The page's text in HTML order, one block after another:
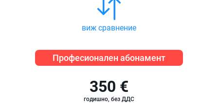
виж сравнение
Професионален абонамент
350 €
годишно, без ДДС